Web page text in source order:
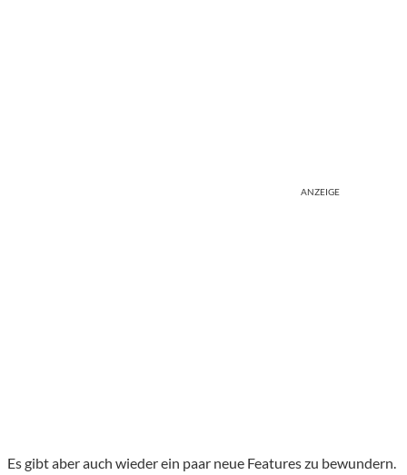
ANZEIGE
Es gibt aber auch wieder ein paar neue Features zu bewundern.